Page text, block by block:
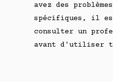
avez des
spécifiques, il est
consulter un
avant d'utiliser